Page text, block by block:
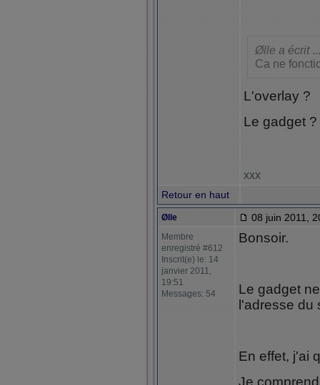
Ølle a écrit...
Ca ne
L'overlay ?
Le gadget ?
xxx
Retour en haut
Ølle 08 juin 2011,
Membre
enregistré #612
Inscrit(e) le: 14
janvier 2011,
19:51
Messages: 54
Bonsoir.
Le gadget
l'adresse du
En effet, j'ai
Je